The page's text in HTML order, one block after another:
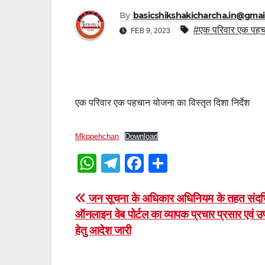
By
FEB 9, 2023 #एक परिवार एक
एक परिवार एक पहचान योजना का विस्तृत दिशा निर्देश
Mkppehchan Download
W
at
s
A
T
e
gr
a
F
c
e
ar
e
Post
navigation
जन सूचना के अधिकार अधिनियम के तहत
ऑनलाइन वेब पोर्टल का व्यापक प्रचार प्रसार एवं
हेतु आदेश जारी